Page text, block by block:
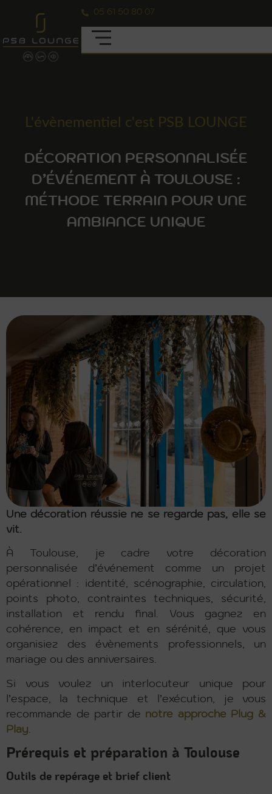
05 61 50 80 07
L'évènementiel c'est PSB LOUNGE
DÉCORATION PERSONNALISÉE
D’ÉVÉNEMENT À TOULOUSE :
MÉTHODE TERRAIN POUR UNE
AMBIANCE UNIQUE
Une décoration réussie ne se regarde pas, elle se
vit.
À Toulouse, je cadre votre décoration
personnalisée d’événement comme un projet
opérationnel : identité, scénographie, circulation,
points photo, contraintes techniques, sécurité,
installation et rendu final. Vous gagnez en
cohérence, en impact et en sérénité, que vous
organisiez des évènements professionnels, un
mariage ou des anniversaires.
Si vous voulez un interlocuteur unique pour
l’espace, la technique et l’exécution, je vous
recommande de partir de notre approche Plug &
Play
Prérequis et préparation à Toulouse
Outils de repérage et brief client